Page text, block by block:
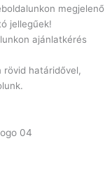
megjelenő
jellegűek!
ajánlatkérés
rövid határidővel,